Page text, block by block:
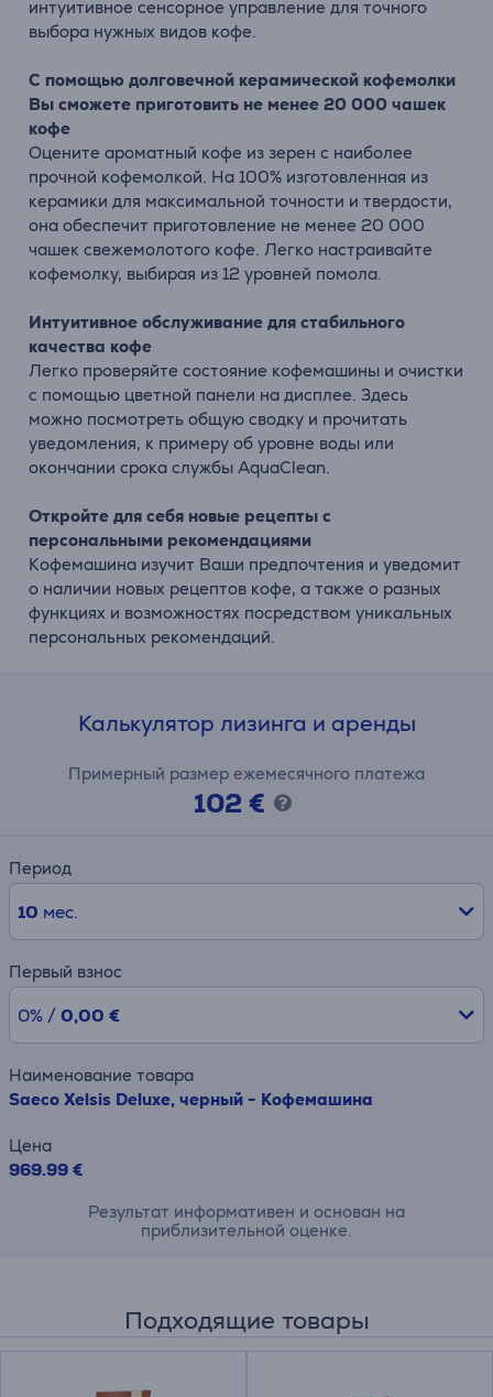
интуитивное сенсорное управление для точного
выбора нужных видов кофе.
С помощью долговечной керамической кофемолки
Вы сможете приготовить не менее 20 000 чашек
кофе
Оцените ароматный кофе из зерен с наиболее
прочной кофемолкой. На 100% изготовленная из
керамики для максимальной точности и твердости,
она обеспечит приготовление не менее 20 000
чашек свежемолотого кофе. Легко настраивайте
кофемолку, выбирая из 12 уровней помола.
Интуитивное обслуживание для стабильного
качества кофе
Легко проверяйте состояние кофемашины и очистки
с помощью цветной панели на дисплее. Здесь
можно посмотреть общую сводку и прочитать
уведомления, к примеру об уровне воды или
окончании срока службы AquaClean.
Откройте для себя новые рецепты с
персональными рекомендациями
Кофемашина изучит Ваши предпочтения и уведомит
о наличии новых рецептов кофе, а также о разных
функциях и возможностях посредством уникальных
персональных рекомендаций.
Калькулятор лизинга и аренды
Примерный размер ежемесячного платежа
102 €
Период
10 мес.
Первый взнос
0% / 0,00 €
Наименование товара
Saeco Xelsis Deluxe, черный - Кофемашина
Цена
969.99 €
Результат информативен и основан на
приблизительной оценке.
Подходящие товары